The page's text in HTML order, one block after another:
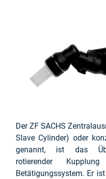
Der ZF SACHS
Slave Cylinder) oder
genannt, ist das
rotierender
Betätigungssystem. Er